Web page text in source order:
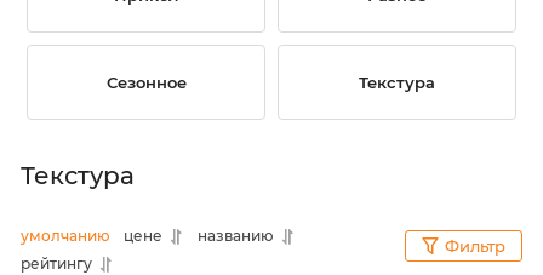
Сезонное Текстура
Текстура
умолчанию цене
названию
рейтингу
Фильтр